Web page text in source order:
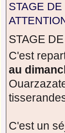
STAGE
STAGE
C'est
au
C'est un